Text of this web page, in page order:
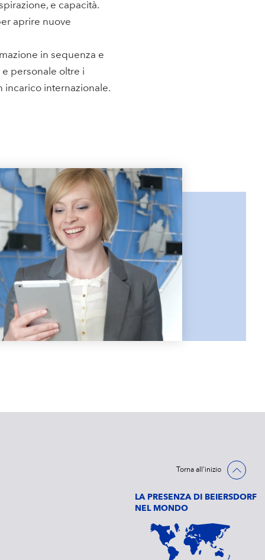
e capacità.
aprire nuove
in sequenza e
personale oltre i
incarico internazionale.
Torna all'inizio
LA PRESENZA DI BEIERSDORF
NEL MONDO